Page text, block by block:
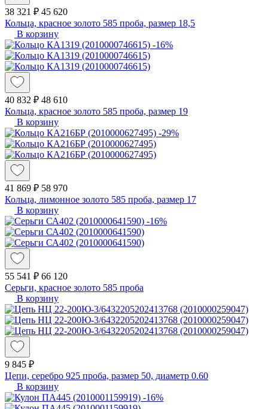
38 321 ₽ 45 620
Кольца, красное золото 585 проба, размер 18,5
В корзину
-16%
40 832 ₽ 48 610
Кольца, красное золото 585 проба, размер 19
В корзину
-29%
41 869 ₽ 58 970
Кольца, лимонное золото 585 проба, размер 17
В корзину
-16%
55 541 ₽ 66 120
Серьги, красное золото 585 проба
В корзину
9 845 ₽
Цепи, серебро 925 проба, размер 50, диаметр 0.60
В корзину
-16%